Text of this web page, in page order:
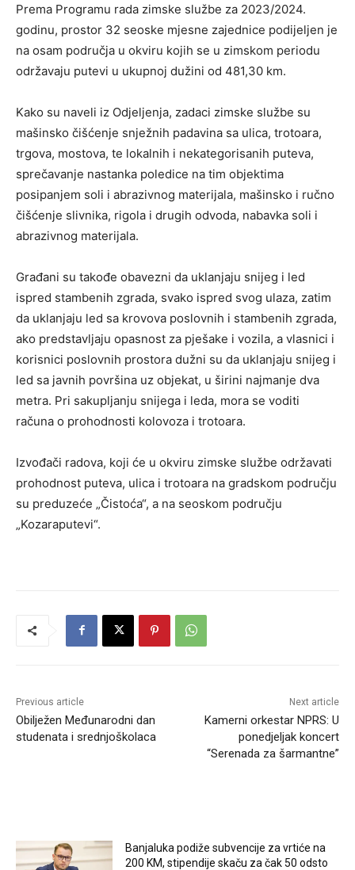
Prema Programu rada zimske službe za 2023/2024.
godinu, prostor 32 seoske mjesne zajednice podijeljen je
na osam područja u okviru kojih se u zimskom periodu
održavaju putevi u ukupnoj dužini od 481,30 km.
Kako su naveli iz Odjeljenja, zadaci zimske službe su
mašinsko čišćenje snježnih padavina sa ulica, trotoara,
trgova, mostova, te lokalnih i nekategorisanih puteva,
sprečavanje nastanka poledice na tim objektima
posipanjem soli i abrazivnog materijala, mašinsko i ručno
čišćenje slivnika, rigola i drugih odvoda, nabavka soli i
abrazivnog materijala.
Građani su takođe obavezni da uklanjaju snijeg i led
ispred stambenih zgrada, svako ispred svog ulaza, zatim
da uklanjaju led sa krovova poslovnih i stambenih zgrada,
ako predstavljaju opasnost za pješake i vozila, a vlasnici i
korisnici poslovnih prostora dužni su da uklanjaju snijeg i
led sa javnih površina uz objekat, u širini najmanje dva
metra. Pri sakupljanju snijega i leda, mora se voditi
računa o prohodnosti kolovoza i trotoara.
Izvođači radova, koji će u okviru zimske službe održavati
prohodnost puteva, ulica i trotoara na gradskom području
su preduzeće „Čistoća“, a na seoskom području
„Kozaraputevi“.
Previous article
Obilježen Međunarodni dan
studenata i srednjoškolaca
Next article
Kamerni orkestar NPRS: U
ponedjeljak koncert
“Serenada za šarmantne”
Banjaluka podiže subvencije za vrtiće na
200 KM, stipendije skaču za čak 50 odsto